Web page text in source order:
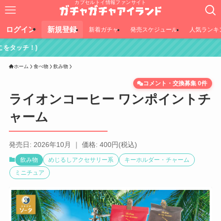
カプセルトイ情報ファンサイト
ログイン 新規登録 新着ガチャ 発売スケジュール 人気ランキ
ホーム 食べ物 飲み物
ライオンコーヒー ワンポイントチ
ャーム
コメント・交換募集 0件
発売日: 2026年10月 ｜ 価格: 400円(税込)
飲み物 めじるしアクセサリー系
キーホルダー・チャーム
ミニチュア